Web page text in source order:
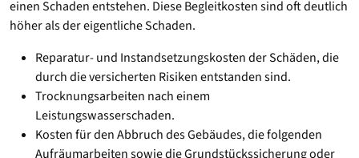
einen Schaden entstehen. Diese Begleitkosten sind oft deutlich
höher als der eigentliche Schaden.
Reparatur- und Instandsetzungskosten der Schäden, die
durch die versicherten Risiken entstanden sind.
Trocknungsarbeiten nach einem
Leistungswasserschaden.
Kosten für den Abbruch des Gebäudes, die folgenden
Aufräumarbeiten sowie die Grundstückssicherung oder